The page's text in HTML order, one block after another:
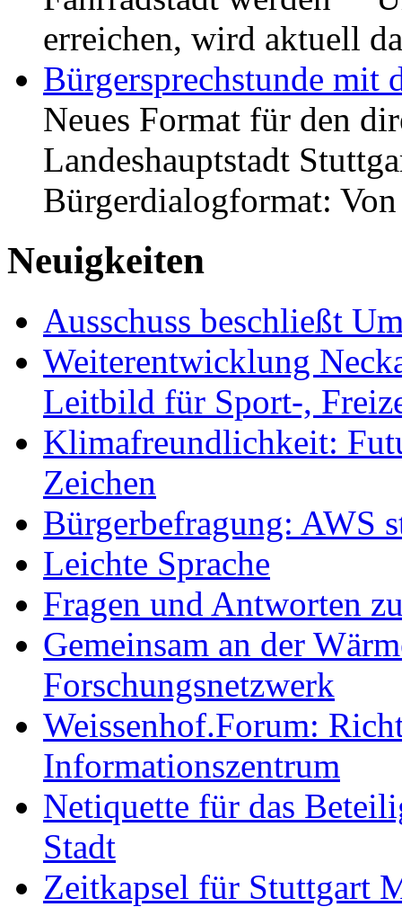
erreichen, wird aktuell
Bürgersprechstunde mit
Neues Format für den
Landeshauptstadt
Bürgerdialogformat:
Neuigkeiten
Ausschuss beschließt
Weiterentwicklung
Leitbild für Sport-,
Klimafreundlichkeit:
Zeichen
Bürgerbefragung: AWS
Leichte Sprache
Fragen und Antworten
Gemeinsam an der
Forschungsnetzwerk
Weissenhof.Forum:
Informationszentrum
Netiquette für das
Stadt
Zeitkapsel für Stuttgart